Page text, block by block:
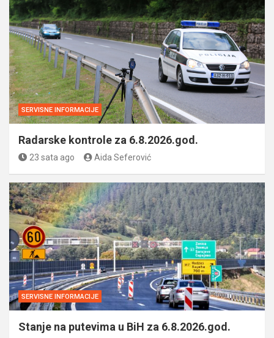
SERVISNE INFORMACIJE
Radarske kontrole za 6.8.2026.god.
23 sata ago Aida Seferović
SERVISNE INFORMACIJE
Stanje na putevima u BiH za 6.8.2026.god.